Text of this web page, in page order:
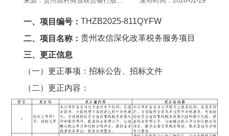
一、项目编号： THZB2025-811QYFW
二、项目名称： 贵州农信深化改革税务服务项目
三、更正信息
（一）更正事项：招标公告、招标文件
（二）更正内容：